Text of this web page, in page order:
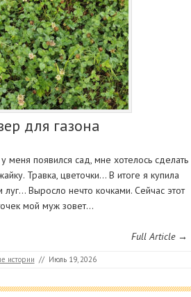
для газона
меня появился сад, мне хотелось сделать
Травка, цветочки… В итоге я купила
Выросло нечто кочками. Сейчас этот
мой муж зовет…
Full Article →
истории // Июль 19, 2026